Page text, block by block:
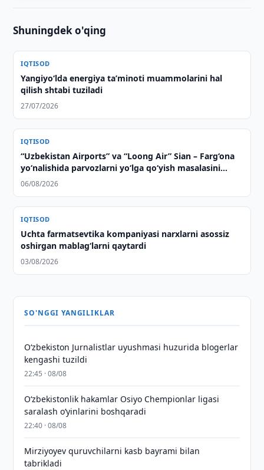
Shuningdek o'qing
IQTISOD
Yangiyo‘lda energiya taʼminoti muammolarini hal
qilish shtabi tuziladi
27/07/2026
IQTISOD
“Uzbekistan Airports” va “Loong Air” Sian – Farg‘ona
yo‘nalishida parvozlarni yo‘lga qo‘yish masalasini
muhokama qildi
06/08/2026
IQTISOD
Uchta farmatsevtika kompaniyasi narxlarni asossiz
oshirgan mablag‘larni qaytardi
03/08/2026
SO'NGGI YANGILIKLAR
O‘zbekiston Jurnalistlar uyushmasi huzurida blogerlar
kengashi tuzildi
22:45 · 08/08
O‘zbekistonlik hakamlar Osiyo Chempionlar ligasi
saralash o‘yinlarini boshqaradi
22:40 · 08/08
Mirziyoyev quruvchilarni kasb bayrami bilan
tabrikladi